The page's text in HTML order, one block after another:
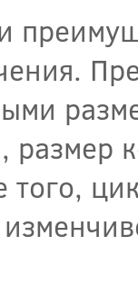
размер
того,